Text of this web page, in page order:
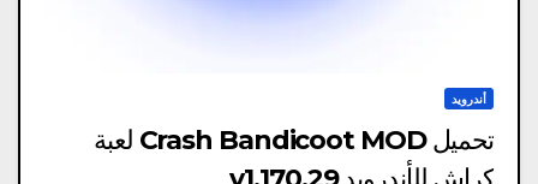
أندرويد
تحميل Crash Bandicoot MOD لعبة